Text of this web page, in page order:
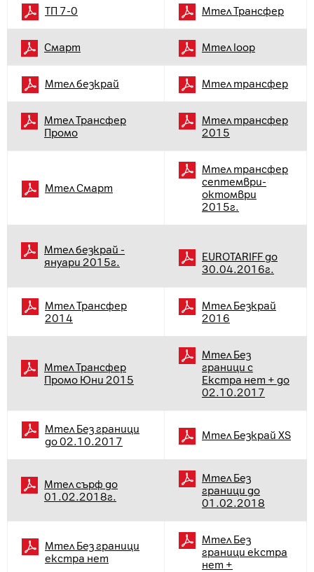
ТП 7-0 Мтел Трансфер
Смарт Мтел loop
Мтел безкрай Мтел трансфер
Мтел Трансфер
Промо
Мтел трансфер
2015
Мтел Смарт
Мтел трансфер
септември-
октомври
2015г.
Мтел безкрай -
януари 2015г.
EUROTARIFF до
30.04.2016г.
Мтел Трансфер
2014
Мтел Безкрай
2016
Мтел Трансфер
Промо Юни 2015
Мтел Без
граници с
Екстра нет + до
02.10.2017
Мтел Без граници
до 02.10.2017
Мтел Безкрай XS
Мтел сърф до
01.02.2018г.
Мтел Без
граници до
01.02.2018
Мтел Без граници
екстра нет
Мтел Без
граници екстра
нет +